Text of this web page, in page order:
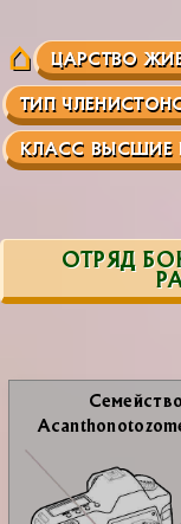
ЦАРСТВО
ТИП
КЛАСС ВЫСШИЕ
ОТРЯД
Се­мей­ство